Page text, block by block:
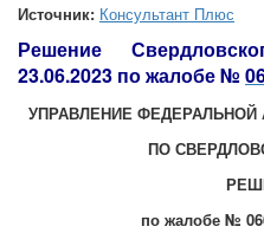
Источник: Консультант Плюс
Решение
23.06.2023 по жалобе №
УПРАВЛЕНИЕ
ПО
по жалобе №